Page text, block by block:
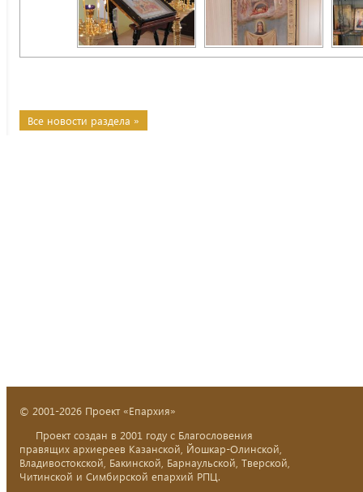
Все новости раздела »
© 2001-2026 Проект «Епархия»
Проект создан в 2001 году с Благословения
правящих архиереев Казанской, Йошкар-Олинской,
Владивостокской, Бакинской, Барнаульской, Тверской,
Читинской и Симбирской епархий РПЦ.